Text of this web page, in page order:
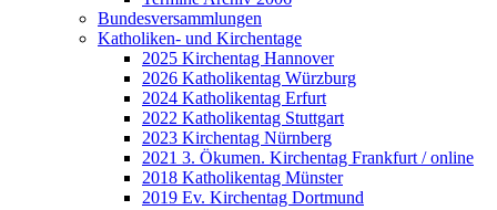
Bundesversammlungen
Katholiken- und Kirchentage
2025 Kirchentag Hannover
2026 Katholikentag Würzburg
2024 Katholikentag Erfurt
2022 Katholikentag Stuttgart
2023 Kirchentag Nürnberg
2021 3. Ökumen. Kirchentag Frankfurt / online
2018 Katholikentag Münster
2019 Ev. Kirchentag Dortmund